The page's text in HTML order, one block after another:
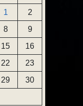
1
2
8
9
15
16
22
23
29
30